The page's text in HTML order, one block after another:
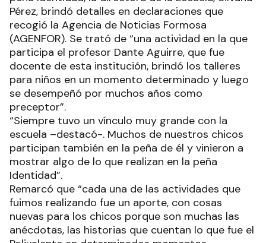
Pérez, brindó detalles en declaraciones que
recogió la Agencia de Noticias Formosa
(AGENFOR). Se trató de “una actividad en la que
participa el profesor Dante Aguirre, que fue
docente de esta institución, brindó los talleres
para niños en un momento determinado y luego
se desempeñó por muchos años como
preceptor”.
“Siempre tuvo un vínculo muy grande con la
escuela –destacó-. Muchos de nuestros chicos
participan también en la peña de él y vinieron a
mostrar algo de lo que realizan en la peña
Identidad”.
Remarcó que “cada una de las actividades que
fuimos realizando fue un aporte, con cosas
nuevas para los chicos porque son muchas las
anécdotas, las historias que cuentan lo que fue el